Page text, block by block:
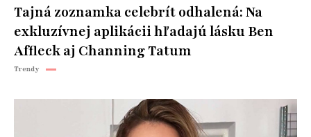
Tajná zoznamka celebrít odhalená: Na
exkluzívnej aplikácii hľadajú lásku Ben
Affleck aj Channing Tatum
Trendy